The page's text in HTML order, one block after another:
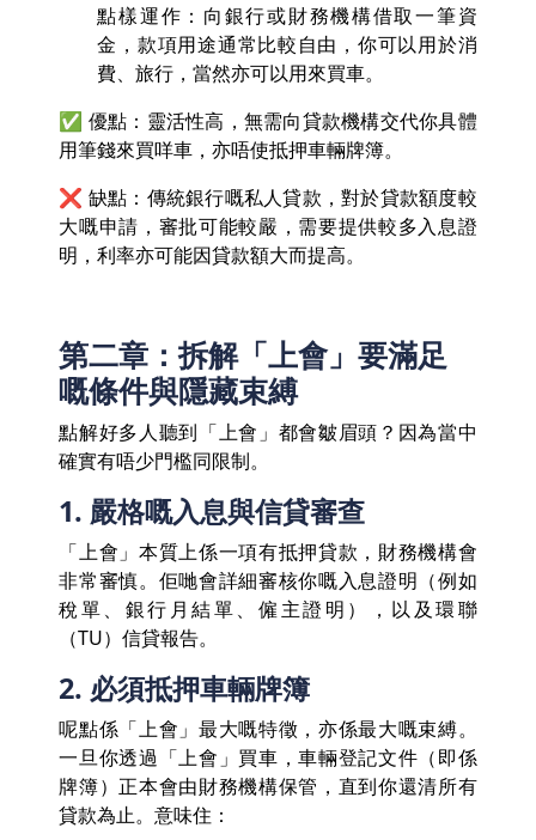
點樣運作：向銀行或財務機構借取一筆資
金，款項用途通常比較自由，你可以用於消
費、旅行，當然亦可以用來買車。
✅ 優點：靈活性高，無需向貸款機構交代你具體
用筆錢來買咩車，亦唔使抵押車輛牌簿。
❌ 缺點：傳統銀行嘅私人貸款，對於貸款額度較
大嘅申請，審批可能較嚴，需要提供較多入息證
明，利率亦可能因貸款額大而提高。
第二章：拆解「上會」要滿足
嘅條件與隱藏束縛
點解好多人聽到「上會」都會皺眉頭？因為當中
確實有唔少門檻同限制。
1. 嚴格嘅入息與信貸審查
「上會」本質上係一項有抵押貸款，財務機構會
非常審慎。佢哋會詳細審核你嘅入息證明（例如
稅單、銀行月結單、僱主證明），以及環聯
（TU）信貸報告。
2. 必須抵押車輛牌簿
呢點係「上會」最大嘅特徵，亦係最大嘅束縛。
一旦你透過「上會」買車，車輛登記文件（即係
牌簿）正本會由財務機構保管，直到你還清所有
貸款為止。意味住：